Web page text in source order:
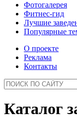
Фотогалерея
Фитнес-гид
Лучшие
Популярные
О проекте
Реклама
Контакты
Каталог